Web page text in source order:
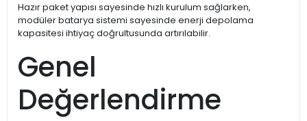
Hazır paket yapısı sayesinde hızlı kurulum sağlarken,
modüler batarya sistemi sayesinde enerji depolama
kapasitesi ihtiyaç doğrultusunda artırılabilir.
Genel
Değerlendirme